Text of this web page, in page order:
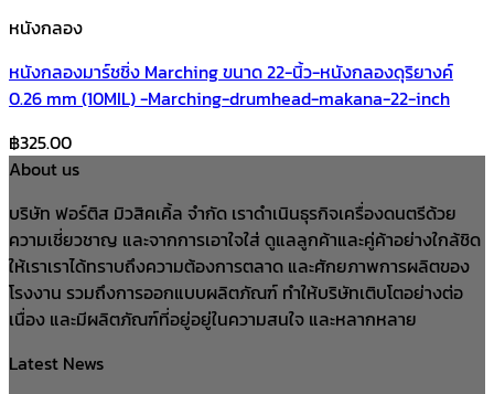
หนังกลอง
หนังกลองมาร์ชชิ่ง Marching ขนาด 22-นิ้ว-หนังกลองดุริยางค์
0.26 mm (10MIL) -Marching-drumhead-makana-22-inch
฿325.00
About us
บริษัท ฟอร์ติส มิวสิคเคิ้ล จำกัด เราดำเนินธุรกิจเครื่องดนตรีด้วย
ความเชี่ยวชาญ และจากการเอาใจใส่ ดูแลลูกค้าและคู่ค้าอย่างใกล้ชิด
ให้เราเราได้ทราบถึงความต้องการตลาด และศักยภาพการผลิตของ
โรงงาน รวมถึงการออกแบบผลิตภัณฑ์ ทำให้บริษัทเติบโตอย่างต่อ
เนื่อง และมีผลิตภัณฑ์ที่อยู่อยู่ในความสนใจ และหลากหลาย
Latest News